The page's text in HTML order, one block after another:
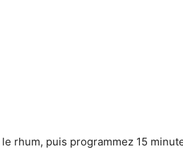
rhum, puis programmez 15